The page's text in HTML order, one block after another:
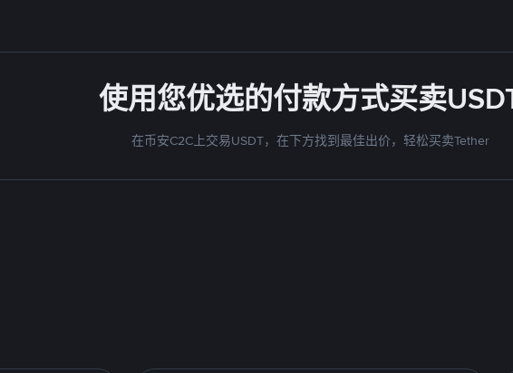
使用您优选的付款方式买卖
在币安C2C上交易USDT，在下方找到最佳出价，轻松买卖Tether